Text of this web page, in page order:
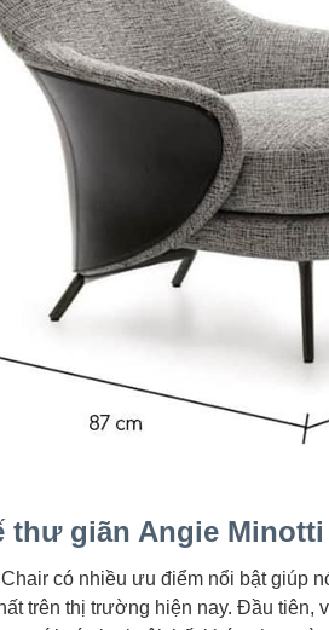
thư giãn Angie
có nhiều ưu điểm nổi bật giúp
trên thị trường hiện nay. Đầu tiên,